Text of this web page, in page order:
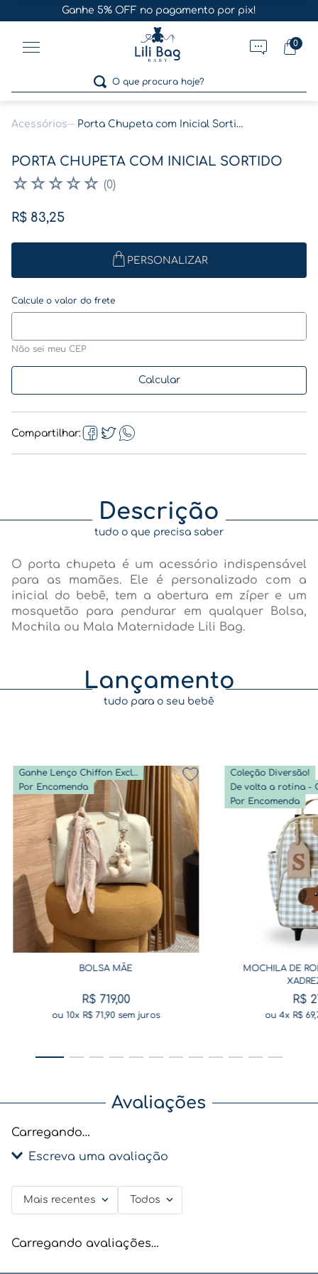
Ganhe 5% OFF no pagamento por pix!
0
O que procura hoje?
1º gestante
2 café
4º pasta gestante
folha memórias barriga
Acessórios Porta Chupeta com Inicial Sortido
PORTA CHUPETA COM INICIAL SORTIDO
☆☆☆☆☆ (0)
R$ 83,25
PERSONALIZAR
Não sei meu CEP
Compartilhar
Descrição
tudo o que precisa saber
O porta chupeta é um acessório indispensável
para as mamães. Ele é personalizado com a
inicial do bebê, tem a abertura em zíper e um
mosquetão para pendurar em qualquer Bolsa,
Mochila ou Mala Maternidade Lili Bag.
Lançamento
tudo para o seu bebê
Ganhe Lenço Chiffon Exclusivo
Por Encomenda
BOLSA MÃE
R$ 719,00
ou10x R$ 71,90sem juros
Coleção Diversão!
Por Encomenda
MOCHILA DE
R$
ou 4x R$ 69,
Avaliações
Carregando…
Escreva uma avaliação
Adicionar avaliação
Título
Mais recentes Todos
Carregando avaliações…